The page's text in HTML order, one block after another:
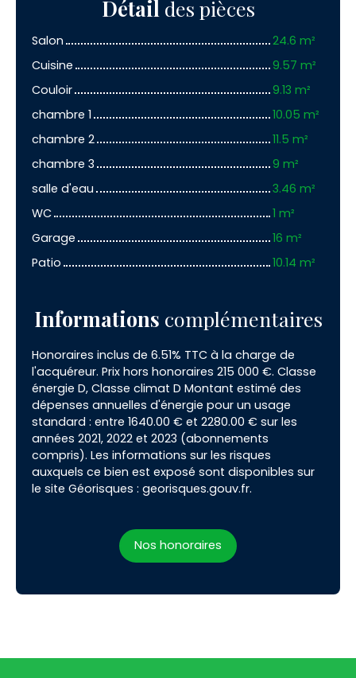
Détail des pièces
Salon
24.6 m²
Cuisine
9.57 m²
Couloir
9.13 m²
chambre 1
10.05 m²
chambre 2
11.5 m²
chambre 3
9 m²
salle d'eau
3.46 m²
WC
1 m²
Garage
16 m²
Patio
10.14 m²
Informations complémentaires
Honoraires inclus de 6.51% TTC à la charge de
l'acquéreur. Prix hors honoraires 215 000 €. Classe
énergie D, Classe climat D Montant estimé des
dépenses annuelles d'énergie pour un usage
standard : entre 1640.00 € et 2280.00 € sur les
années 2021, 2022 et 2023 (abonnements
compris). Les informations sur les risques
auxquels ce bien est exposé sont disponibles sur
le site Géorisques : georisques.gouv.fr.
Nos honoraires